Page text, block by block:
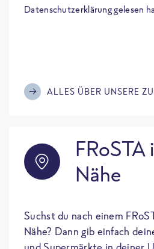
Datenschutzerklärung gelesen
ALLES ÜBER UNSERE
Nähe
Suchst du nach einem
Nähe? Dann gib einfach